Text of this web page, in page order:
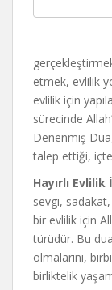
etmek, evlilik
evlilik için
sürecinde
Denenmiş
talep ettiği,
Hayırlı
sevgi,
bir evlilik için
türüdür. Bu
olmalarını,
birliktelik